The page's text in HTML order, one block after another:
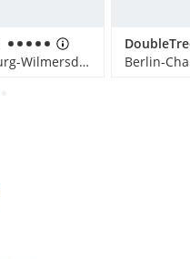
Berlin-Charlottenburg-Wilmersdorf, Deutschland